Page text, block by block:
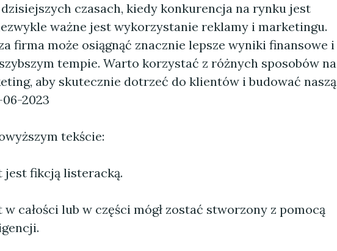
czasach, kiedy konkurencja na rynku jest
ważne jest wykorzystanie reklamy i marketingu.
firma może osiągnąć znacznie lepsze wyniki finansowe i
tempie. Warto korzystać z różnych sposobów na
aby skutecznie dotrzeć do klientów i budować naszą
06-2023
tekście:
jest fikcją listeracką.
całości lub w części mógł zostać stworzony z pomocą